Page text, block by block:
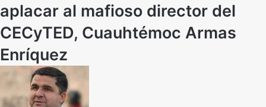
aplacar al mafioso director del
CECyTED, Cuauhtémoc Armas
Enríquez